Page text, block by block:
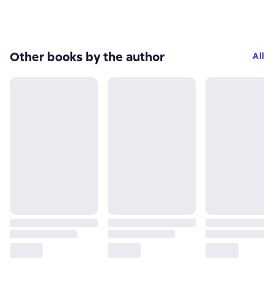
Other books by the author All